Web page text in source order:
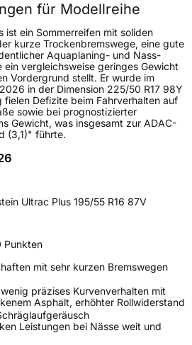
für Modellreihe
ist ein Sommerreifen mit soliden
kurze Trockenbremswege, eine gute
Aquaplaning- und Nass-
ein vergleichsweise geringes Gewicht
Vordergrund stellt. Er wurde im
in der Dimension 225/50 R17 98Y
Defizite beim Fahrverhalten auf
sowie bei prognostizierter
Gewicht, was insgesamt zur ADAC-
(3,1)" führte.
Ultrac Plus 195/55 R16 87V
Punkten
mit sehr kurzen Bremswegen
präzises Kurvenverhalten mit
Asphalt, erhöhter Rollwiderstand
Leistungen bei Nässe weit und